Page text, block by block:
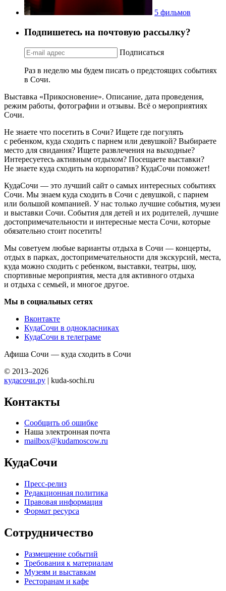
5 фильмов
Подпишетесь на почтовую рассылку?
Подписаться
Раз в неделю мы будем писать о предстоящих событиях
в Сочи.
Выставка «Прикосновение». Описание, дата проведения,
режим работы, фотографии и отзывы. Всё о мероприятиях
Сочи.
Не знаете что посетить в Сочи? Ищете где погулять
с ребенком, куда сходить с парнем или девушкой? Выбираете
место для свидания? Ищете развлечения на выходные?
Интересуетесь активным отдыхом? Посещаете выставки?
Не знаете куда сходить на корпоратив? КудаСочи поможет!
КудаСочи — это лучший сайт о самых интересных событиях
Сочи. Мы знаем куда сходить в Сочи с девушкой, с парнем
или большой компанией. У нас только лучшие события, музеи
и выставки Сочи. События для детей и их родителей, лучшие
достопримечательности и интересные места Сочи, которые
обязательно стоит посетить!
Мы советуем любые варианты отдыха в Сочи — концерты,
отдых в парках, достопримечательности для экскурсий, места,
куда можно сходить с ребенком, выставки, театры, шоу,
спортивные мероприятия, места для активного отдыха
и отдыха с семьей, и многое другое.
Мы в социальных сетях
Вконтакте
КудаСочи в однокласниках
КудаСочи в телеграме
Афиша Сочи — куда сходить в Сочи
© 2013–2026
кудасочи.ру | kuda-sochi.ru
Контакты
Сообщить об ошибке
Наша электронная почта
mailbox@kudamoscow.ru
КудаСочи
Пресс-релиз
Редакционная политика
Правовая информация
Формат ресурса
Сотрудничество
Размещение событий
Требования к материалам
Музеям и выставкам
Ресторанам и кафе